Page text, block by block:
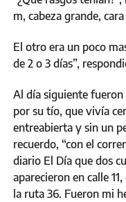
m, cabeza grande,
El otro era un poco
de 2 o 3 días”,
Al día siguiente fueron
por su tío, que vivía
entreabierta y sin un
recuerdo, “con el
diario El Día que dos
aparecieron en calle
la ruta 36. Fueron mi